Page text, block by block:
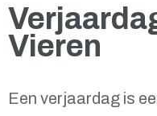
Vieren
Een verjaardag is